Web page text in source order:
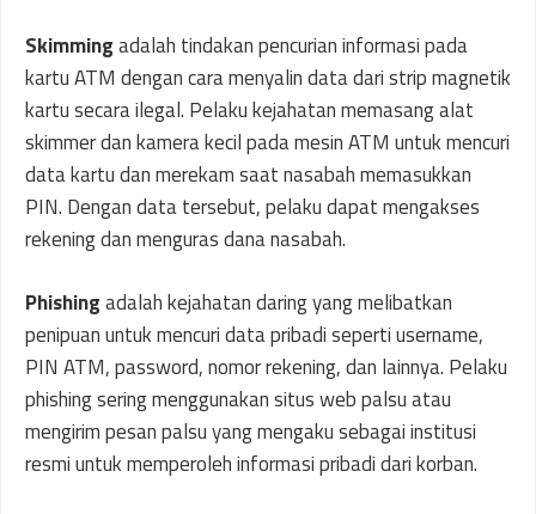
Skimmingadalah tindakan pencurian informasi pada
kartu ATM dengan cara menyalin data dari strip magnetik
kartu secara ilegal. Pelaku kejahatan memasang alat
skimmer dan kamera kecil pada mesin ATM untuk mencuri
data kartu dan merekam saat nasabah memasukkan
PIN. Dengan data tersebut, pelaku dapat mengakses
rekening dan menguras dana nasabah.
Phishingadalah kejahatan daring yang melibatkan
penipuan untuk mencuri data pribadi seperti username,
PIN ATM, password, nomor rekening, dan lainnya. Pelaku
phishing sering menggunakan situs web palsu atau
mengirim pesan palsu yang mengaku sebagai institusi
resmi untuk memperoleh informasi pribadi dari korban.